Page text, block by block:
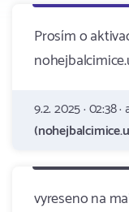
Prosím o
9.2. 2025 · 02:38
vyreseno na